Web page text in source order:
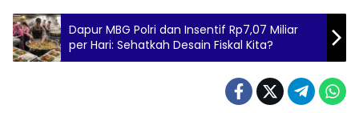
Dapur MBG Polri dan Insentif Rp7,07 Miliar
per Hari: Sehatkah Desain Fiskal Kita?